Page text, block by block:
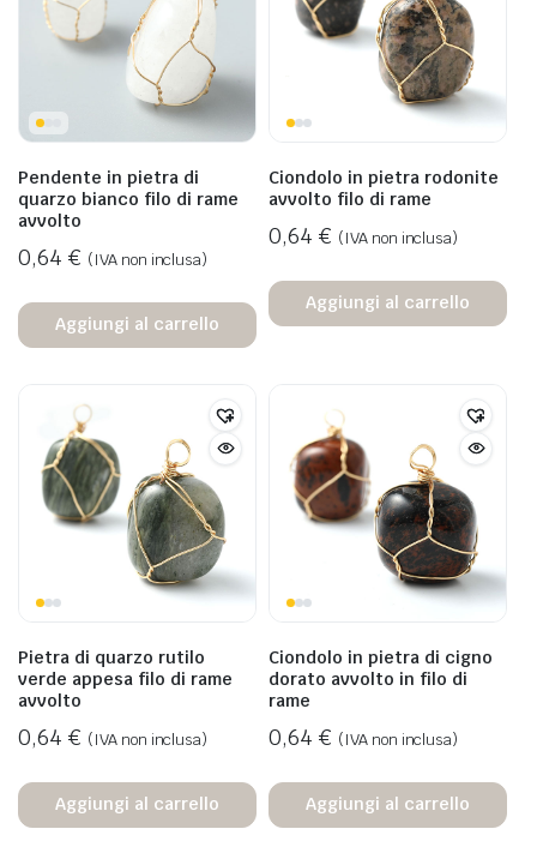
Pendente in pietra di
quarzo bianco filo di rame
avvolto
0,64 € (IVA non inclusa)
Aggiungi al carrello
Ciondolo in pietra rodonite
avvolto filo di rame
0,64 € (IVA non inclusa)
Aggiungi al carrello
Pietra di quarzo rutilo
verde appesa filo di rame
avvolto
0,64 € (IVA non inclusa)
Aggiungi al carrello
Ciondolo in pietra di cigno
dorato avvolto in filo di
rame
0,64 € (IVA non inclusa)
Aggiungi al carrello